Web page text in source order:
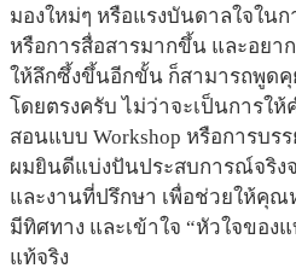
มองใหม่ๆ หรือแรงบันดาลใจใน
หรือการสื่อสารมากขึ้น และอยา
ให้ลึกซึ้งขึ้นอีกขั้น ก็สามารถพูด
โดยตรงครับ ไม่ว่าจะเป็นการใ
สอนแบบ Workshop หรือการบร
ผมยินดีแบ่งปันประสบการณ์จริง
และงานที่ปรึกษา เพื่อช่วยให้คุ
มีทิศทาง และเข้าใจ “หัวใจของ
แท้จริง